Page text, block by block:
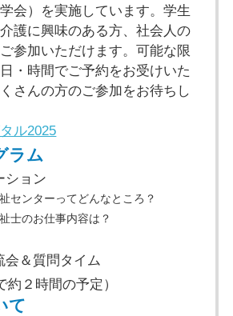
会）を実施しています。学生
護に興味のある方、社会人の
参加いただけます。可能な限
・時間でご予約をお受けいた
さんの方のご参加をお待ちし
ル2025
ラム
ション
センターってどんなところ？
士のお仕事内容は？
会＆質問タイム
約２時間の予定）
て